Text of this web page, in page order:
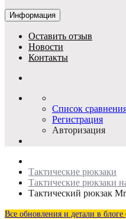
Информация
Оставить отзыв
Новости
Контакты
Список
Регистрация
Авторизация
Тактические рюкзаки
Тактические рюкзаки
Тактический рюкзак
Все обновления и детали в блоге